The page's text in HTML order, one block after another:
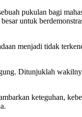
pukulan bagi
untuk
menjadi tidak
Ditunjuklah
keteguhan,